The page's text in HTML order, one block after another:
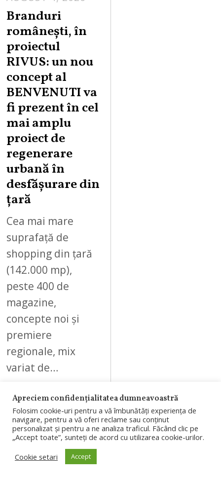
Branduri
românești, în
proiectul
RIVUS: un nou
concept al
BENVENUTI va
fi prezent în cel
mai amplu
proiect de
regenerare
urbană în
desfășurare din
țară
Cea mai mare
suprafață de
shopping din țară
(142.000 mp),
peste 400 de
magazine,
concepte noi și
premiere
regionale, mix
variat de…
10
Apreciem confidențialitatea dumneavoastră
Folosim cookie-uri pentru a vă îmbunătăți experiența de
navigare, pentru a vă oferi reclame sau conținut
personalizat și pentru a ne analiza traficul. Făcând clic pe
„Accept toate”, sunteți de acord cu utilizarea cookie-urilor.
Cookie setari
Accept